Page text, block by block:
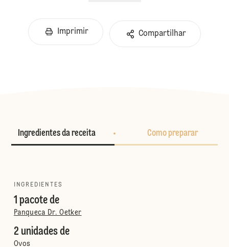
Imprimir Compartilhar
Ingredientes da receita Como preparar
INGREDIENTES
1 pacote de
Panqueca Dr. Oetker
2 unidades de
Ovos